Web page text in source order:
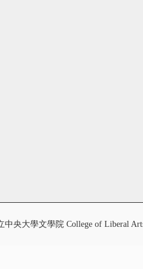
中央大學文學院 College of Liberal